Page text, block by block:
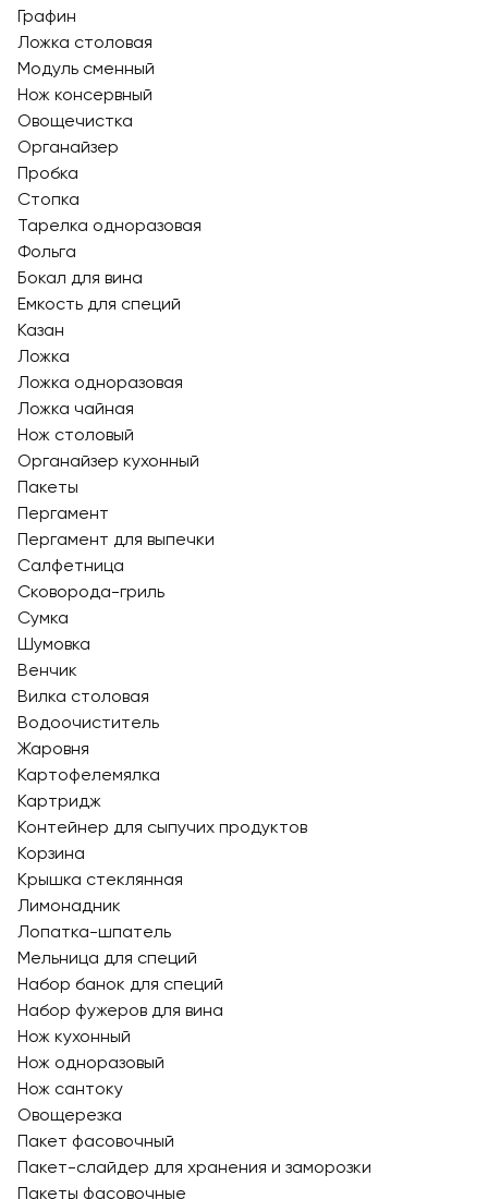
Графин
Ложка столовая
Модуль сменный
Нож консервный
Овощечистка
Органайзер
Пробка
Стопка
Тарелка одноразовая
Фольга
Бокал для вина
Емкость для специй
Казан
Ложка
Ложка одноразовая
Ложка чайная
Нож столовый
Органайзер кухонный
Пакеты
Пергамент
Пергамент для выпечки
Салфетница
Сковорода-гриль
Сумка
Шумовка
Венчик
Вилка столовая
Водоочиститель
Жаровня
Картофелемялка
Картридж
Контейнер для сыпучих продуктов
Корзина
Крышка стеклянная
Лимонадник
Лопатка-шпатель
Мельница для специй
Набор банок для специй
Набор фужеров для вина
Нож кухонный
Нож одноразовый
Нож сантоку
Овощерезка
Пакет фасовочный
Пакет-слайдер для хранения и заморозки
Пакеты фасовочные